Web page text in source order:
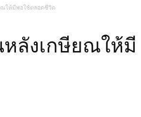
ณให้มีพอใช้ตลอดชีวิต
หลังเกษียณให้มี